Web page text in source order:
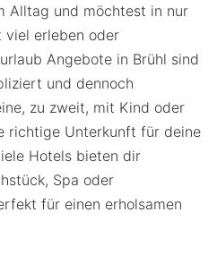
Alltag und möchtest in nur
viel erleben oder
Angebote in Brühl sind
und dennoch
zu zweit, mit Kind oder
richtige Unterkunft für deine
Hotels bieten dir
Spa oder
für einen erholsamen